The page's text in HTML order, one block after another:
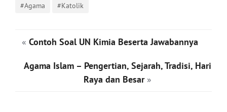
#Agama #Katolik
« Contoh Soal UN Kimia Beserta Jawabannya
Agama Islam – Pengertian, Sejarah, Tradisi, Hari
Raya dan Besar»